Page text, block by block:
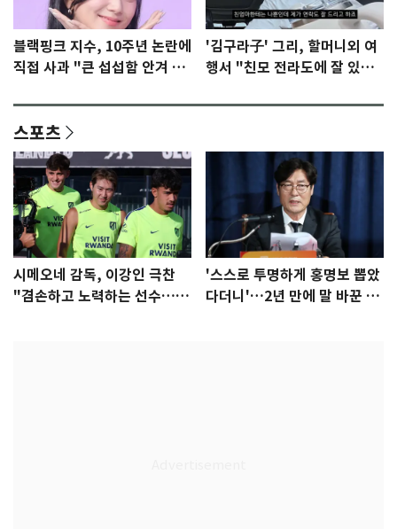
블랙핑크 지수, 10주년 논란에
직접 사과 "큰 섭섭함 안겨 미
'김구라子' 그리, 할머니외 여
행서 "친모 전라도에 잘 있
스포츠
시메오네 감독, 이강인 극찬
"겸손하고 노력하는 선수…좋
'스스로 투명하게 홍명보 뽑았
다더니'…2년 만에 말 바꾼 이